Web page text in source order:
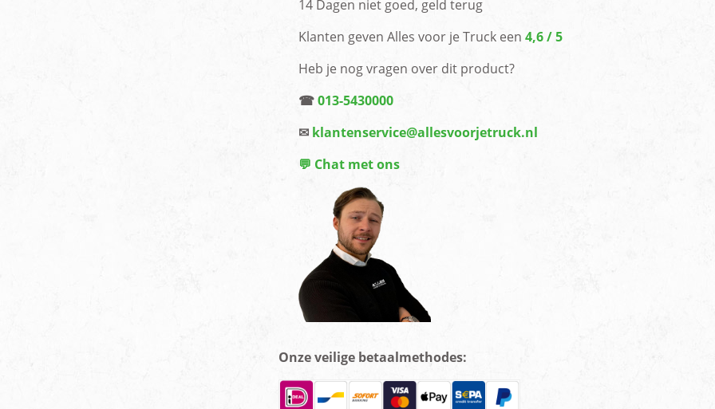
14 Dagen niet goed, geld terug
Klanten geven Alles voor je Truck een 4,6 / 5
Heb je nog vragen over dit product?
☎013-5430000
✉ klantenservice@allesvoorjetruck.nl
💬 Chat met ons
Onze veilige betaalmethodes: